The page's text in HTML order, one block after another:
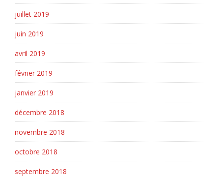
juillet 2019
juin 2019
avril 2019
février 2019
janvier 2019
décembre 2018
novembre 2018
octobre 2018
septembre 2018